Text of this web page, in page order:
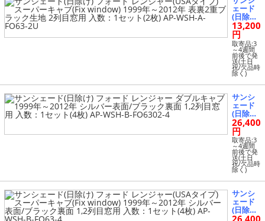
ク生地 2
列目窓
用 入
数：1セ
ット(2
枚) AP-
WSH-A-
FO6302-
2U
ェード
(日除け)
フォー
ド レン
ジャー
(USAタ
イプ) ス
ーパー
キャブ
(Fix wi
1999年
～2012
年 表裏2
重ブラ
ック生
地 2列目
窓用 入
数：1セ
ット(2
枚) AP-
WSH-A-
FO63-2
U
13,200
円
取寄品:3
～4週間
前後で発
送(土日
祝/欠品時
除く)
サンシ
ェード
(日除け)
フォー
ド レン
ジャー
ダブル
キャブ 1
999年～
2012年
シルバ
ー表面/
ブラッ
ク裏面
1,2列目
26,400
円
取寄品:3
～4週間
前後で発
送(土日
祝/欠品時
除く)
サンシ
ェード
(日除け)
フォー